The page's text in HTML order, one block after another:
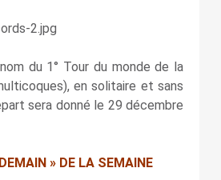
du 1° Tour du monde de la
en solitaire et sans
sera donné le 29 décembre
» DE LA SEMAINE